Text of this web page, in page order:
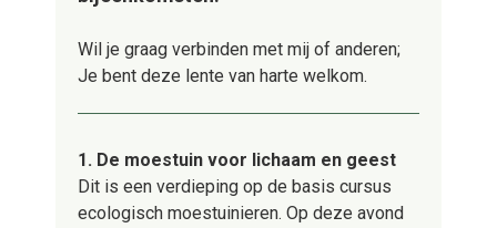
Wil je graag verbinden met mij of anderen;
Je bent deze lente van harte welkom.
1. De moestuin voor lichaam en geest
Dit is een verdieping op de basis cursus
ecologisch moestuinieren. Op deze avond